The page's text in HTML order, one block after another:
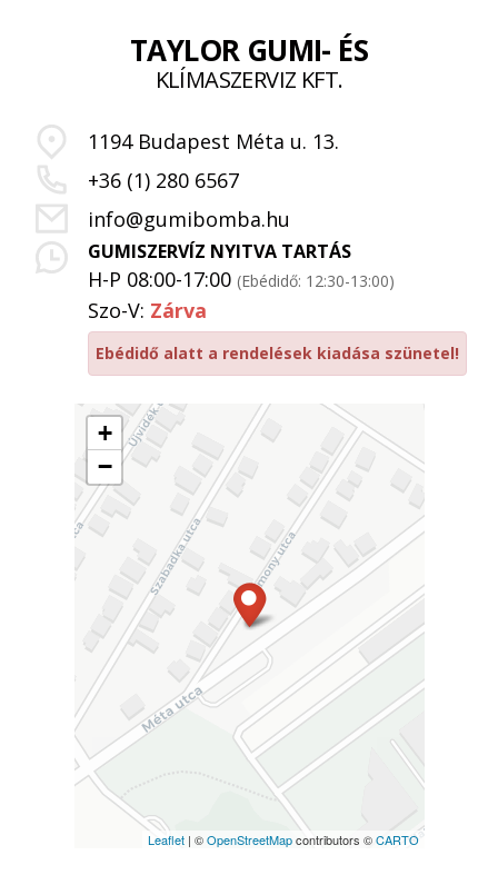
+
−
Leaflet| ©OpenStreetMapcontributors ©CARTO
TAYLOR GUMI- ÉS
KLÍMASZERVIZ KFT.
1194 Budapest Méta u. 13.
+36 (1) 280 6567
info@gumibomba.hu
GUMISZERVÍZ NYITVA TARTÁS
H-P 08:00-17:00 (Ebédidő: 12:30-13:00)
Szo-V: Zárva
Ebédidő alatt a rendelések kiadása szünetel!